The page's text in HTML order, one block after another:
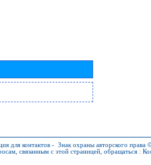
для контактов - Знак охраны авторского
связанным с этой страницей, обращаться :